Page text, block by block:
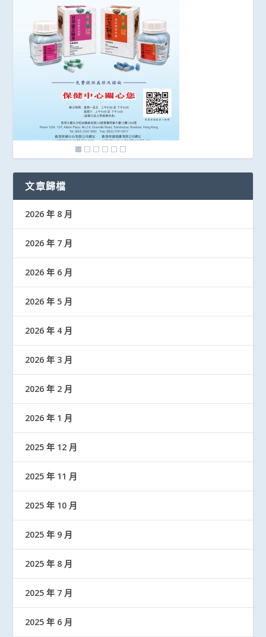
文章歸檔
2026 年 8 月
2026 年 7 月
2026 年 6 月
2026 年 5 月
2026 年 4 月
2026 年 3 月
2026 年 2 月
2026 年 1 月
2025 年 12 月
2025 年 11 月
2025 年 10 月
2025 年 9 月
2025 年 8 月
2025 年 7 月
2025 年 6 月